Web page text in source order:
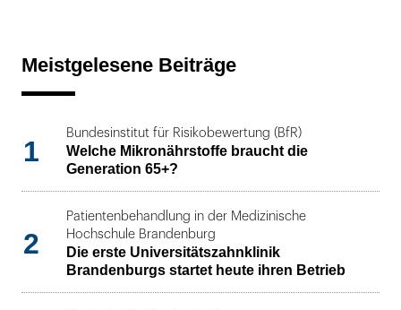
Meistgelesene Beiträge
1
Bundesinstitut für Risikobewertung (BfR)
Welche Mikronährstoffe braucht die
Generation 65+?
2
Patientenbehandlung in der Medizinische
Hochschule Brandenburg
Die erste Universitätszahnklinik
Brandenburgs startet heute ihren Betrieb